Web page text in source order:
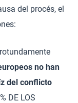
del procés, el
no han
del conflicto
DE LOS